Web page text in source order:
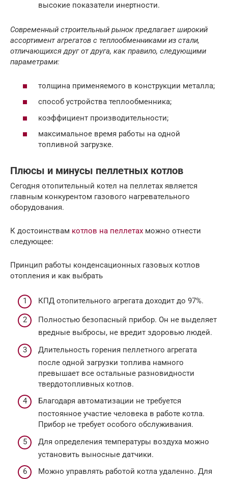
высокие показатели инертности.
Современный строительный рынок предлагает широкий
ассортимент агрегатов с теплообменниками из стали,
отличающихся друг от друга, как правило, следующими
параметрами:
толщина применяемого в конструкции металла;
способ устройства теплообменника;
коэффициент производительности;
максимальное время работы на одной
топливной загрузке.
Плюсы и минусы пеллетных котлов
Сегодня отопительный котел на пеллетах является
главным конкурентом газового нагревательного
оборудования.
К достоинствам котлов на пеллетах можно отнести
следующее:
Принцип работы конденсационных газовых котлов
отопления и как выбрать
КПД отопительного агрегата доходит до 97%.
Полностью безопасный прибор. Он не выделяет
вредные выбросы, не вредит здоровью людей.
Длительность горения пеллетного агрегата
после одной загрузки топлива намного
превышает все остальные разновидности
твердотопливных котлов.
Благодаря автоматизации не требуется
постоянное участие человека в работе котла.
Прибор не требует особого обслуживания.
Для определения температуры воздуха можно
установить выносные датчики.
Можно управлять работой котла удаленно. Для